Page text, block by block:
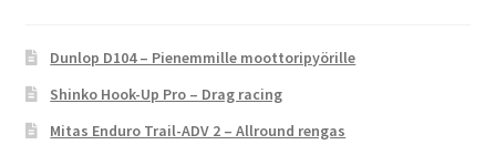
Dunlop D104 – Pienemmille moottoripyörille
Shinko Hook-Up Pro – Drag racing
Mitas Enduro Trail-ADV 2 – Allround rengas